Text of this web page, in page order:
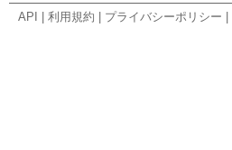
API 利用規約 プライバシーポリシー